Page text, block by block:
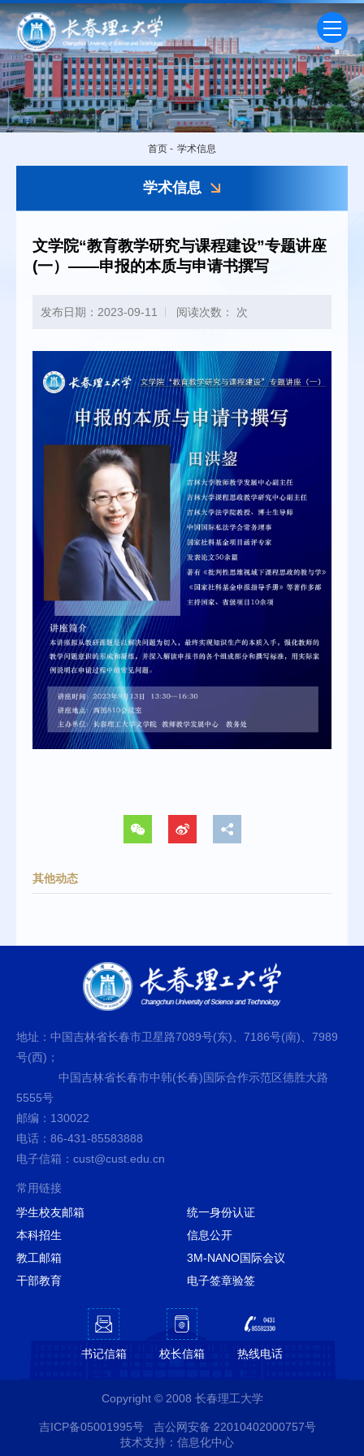
学术信息
首页 - 学术信息
文学院“教育教学研究与课程建设”专题讲座
(一）——申报的本质与申请书撰写
发布日期：2023-09-11 阅读次数： 次
其他动态
地址：中国吉林省长春市卫星路7089号(东)、7186号(南)、7989
号(西)；
中国吉林省长春市中韩(长春)国际合作示范区德胜大路
5555号
邮编：130022
电话：86-431-85583888
电子信箱：cust@cust.edu.cn
常用链接
学生校友邮箱
统一身份认证
本科招生
信息公开
教工邮箱
3M-NANO国际会议
干部教育
电子签章验签
书记信箱 校长信箱 热线电话
Copyright © 2008 长春理工大学
吉ICP备05001995号
吉公网安备 22010402000757号
技术支持：信息化中心